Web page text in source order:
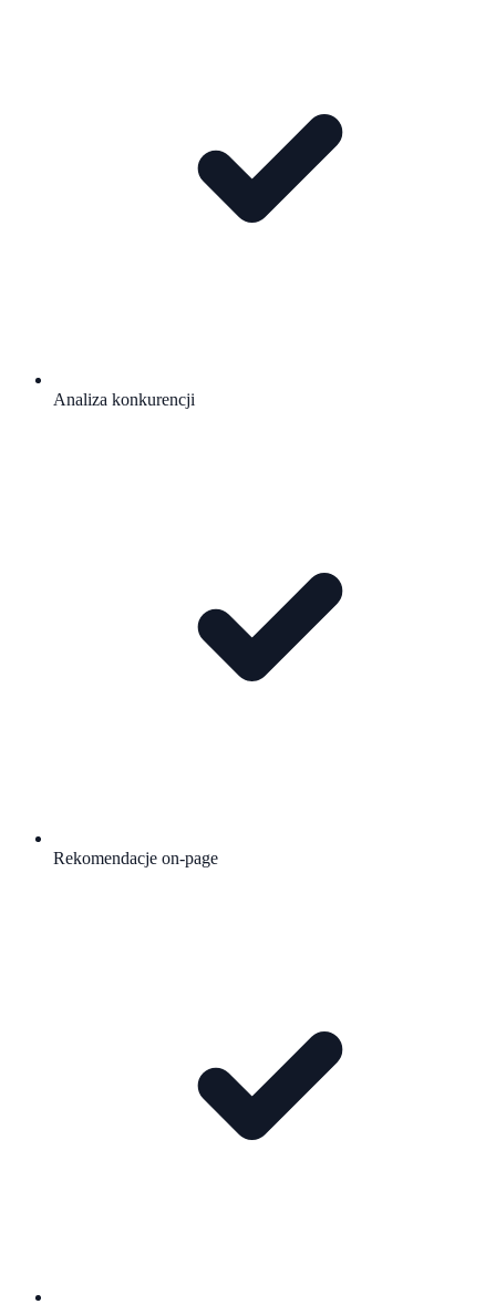
Analiza konkurencji
Rekomendacje on-page